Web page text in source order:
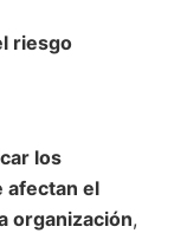
riesgo
los
afectan el
organización,